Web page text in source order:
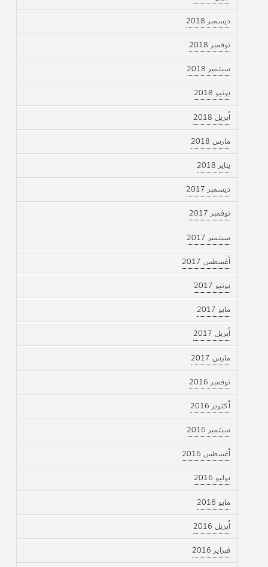
ديسمبر 2018
نوفمبر 2018
سبتمبر 2018
يونيو 2018
أبريل 2018
مارس 2018
يناير 2018
ديسمبر 2017
نوفمبر 2017
سبتمبر 2017
أغسطس 2017
يونيو 2017
مايو 2017
أبريل 2017
مارس 2017
نوفمبر 2016
أكتوبر 2016
سبتمبر 2016
أغسطس 2016
يوليو 2016
مايو 2016
أبريل 2016
فبراير 2016